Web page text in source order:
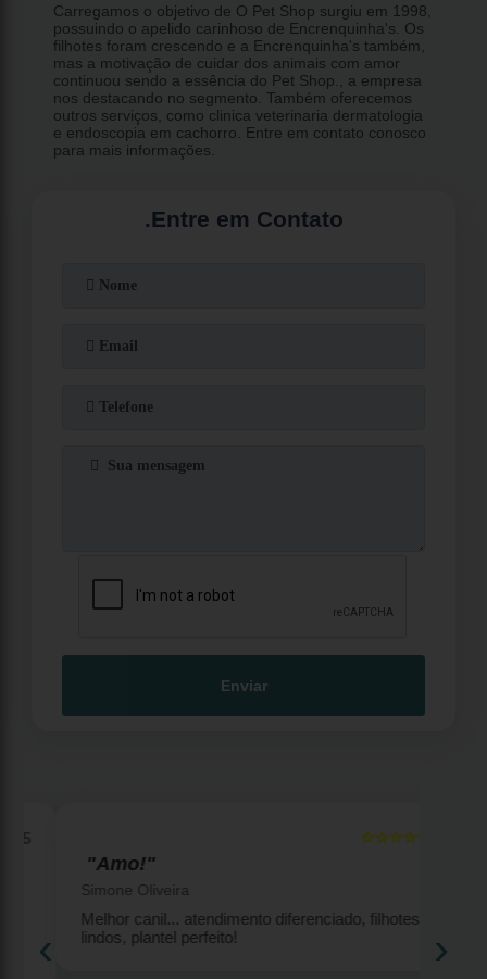
Carregamos o objetivo de O Pet Shop surgiu em 1998,
possuindo o apelido carinhoso de Encrenquinha's. Os
filhotes foram crescendo e a Encrenquinha's também,
mas a motivação de cuidar dos animais com amor
continuou sendo a essência do Pet Shop., a empresa
nos destacando no segmento. Também oferecemos
outros serviços, como clinica veterinaria dermatologia
e endoscopia em cachorro. Entre em contato conosco
para mais informações.
.Entre em Contato
Enviar
5
☆☆☆☆☆
"Amo!"
Simone Oliveira
Melhor canil... atendimento diferenciado, filhotes
lindos, plantel perfeito!
‹ ›